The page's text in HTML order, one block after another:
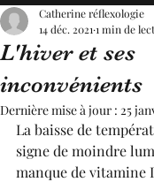
L'hiver et ses
inconvénients
Catherine réflexologie
14 déc. 2021 1 min de
Dernière mise à jour : 25
La baisse de
signe de moindre
manque de vitamine